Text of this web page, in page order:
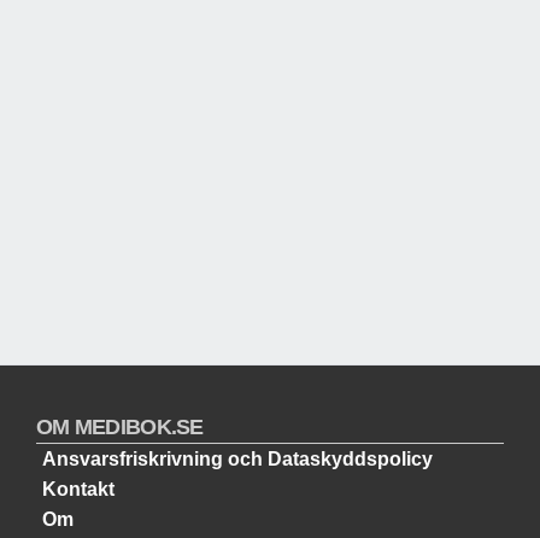
OM MEDIBOK.SE
Ansvarsfriskrivning och Dataskyddspolicy
Kontakt
Om